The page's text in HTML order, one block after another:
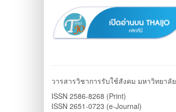
วารสารวิชาการรับใช้สังคม มหาวิทยา
ISSN 2586-8268 (Print)
ISSN 2651-0723 (e-Journal)